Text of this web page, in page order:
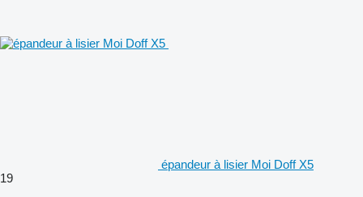
épandeur à lisier Moi Doff X5
19